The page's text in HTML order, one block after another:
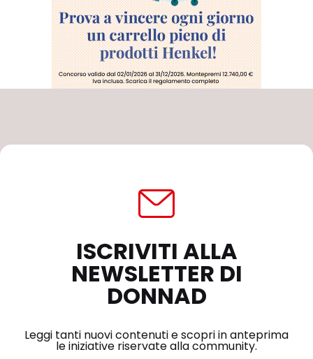
ISCRIVITI ALLA
NEWSLETTER DI
DONNAD
Leggi tanti nuovi contenuti e scopri in anteprima
le iniziative riservate alla community.